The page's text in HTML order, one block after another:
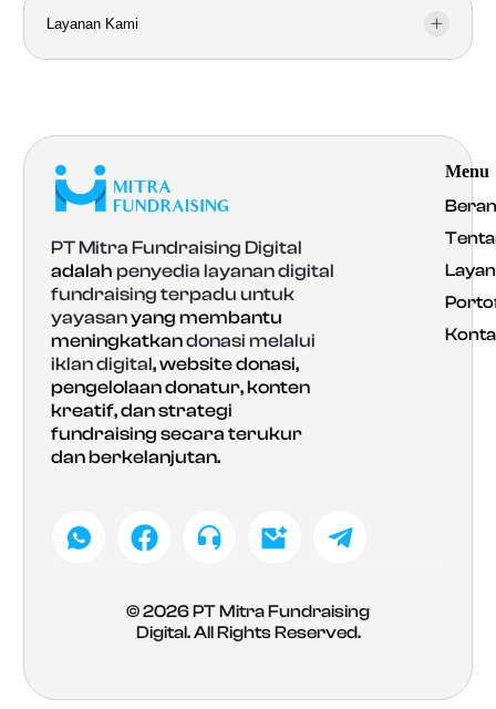
Layanan Kami
PT Mitra Fundraising Digital
adalahpenyedia layanan digital
fundraising terpadu untuk
yayasanyang membantu
meningkatkandonasi melalui
iklan digital, website donasi,
pengelolaan donatur, konten
kreatif, dan strategi
fundraising secara terukur
dan berkelanjutan.
Menu
© 2026PT Mitra Fundraising
Digital. All Rights Reserved.